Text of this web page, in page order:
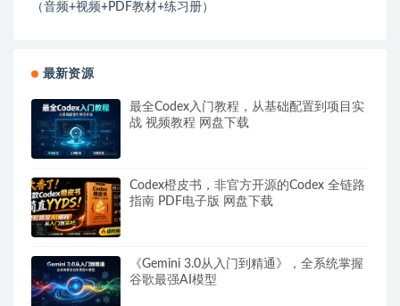
（音频+视频+PDF教材+练习册）
最新资源
最全Codex入门教程，从基础配置到项目实
战 视频教程 网盘下载
Codex橙皮书，非官方开源的Codex 全链路
指南 PDF电子版 网盘下载
《Gemini 3.0从入门到精通》，全系统掌握
谷歌最强AI模型